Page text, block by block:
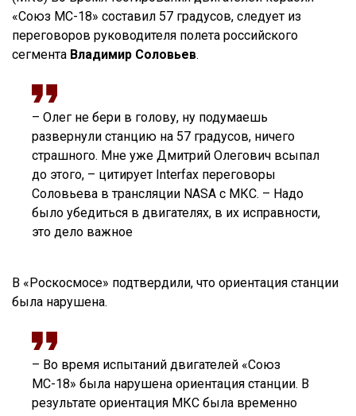
«Союз МС-18» составил 57 градусов, следует из
переговоров руководителя полета российского
сегмента Владимир Соловьев.
– Олег не бери в голову, ну подумаешь
развернули станцию на 57 градусов, ничего
страшного. Мне уже Дмитрий Олегович всыпал
до этого, – цитирует Interfax переговоры
Соловьева в трансляции NASA с МКС. – Надо
было убедиться в двигателях, в их исправности,
это дело важное
В «Роскосмосе» подтвердили, что ориентация станции
была нарушена.
– Во время испытаний двигателей «Союз
МС-18» была нарушена ориентация станции. В
результате ориентация МКС была временно